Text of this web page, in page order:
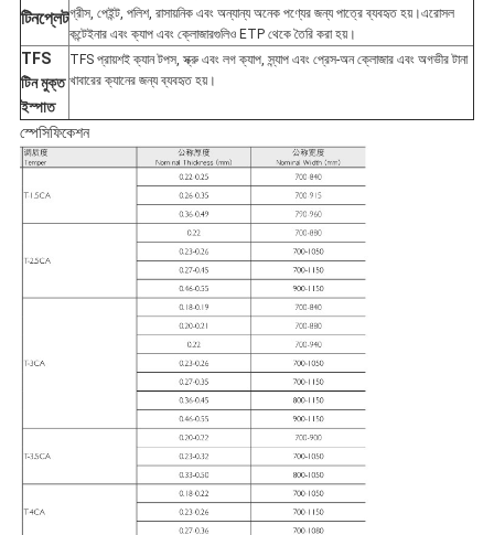
টিনপ্লেটগ্রীস, পেইন্ট, পলিশ, রাসায়নিক এবং অন্যান্য অনেক পণ্যের জন্য পাত্রে ব্যবহৃত হয়।এরোসল
কন্টেইনার এবং ক্যাপ এবং ক্লোজারগুলিও ETP থেকে তৈরি করা হয়।
TFS
টিন মুক্ত
ইস্পাত
TFS প্রায়শই ক্যান টপস, স্ক্রু এবং লগ ক্যাপ, স্ন্যাপ এবং প্রেস-অন ক্লোজার এবং অগভীর টানা
খাবারের ক্যানের জন্য ব্যবহৃত হয়।
স্পেসিফিকেশন